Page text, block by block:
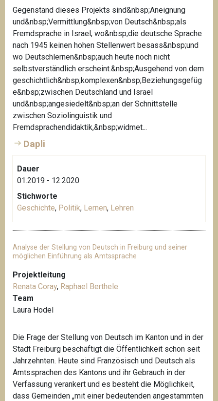
Gegenstand dieses Projekts sind&nbsp;Aneignung
und&nbsp;Vermittlung&nbsp;von Deutsch&nbsp;als
Fremdsprache in Israel, wo&nbsp;die deutsche Sprache
nach 1945 keinen hohen Stellenwert besass&nbsp;und
wo Deutschlernen&nbsp;auch heute noch nicht
selbstverständlich erscheint.&nbsp;Ausgehend von dem
geschichtlich&nbsp;komplexen&nbsp;Beziehungsgefüg
e&nbsp;zwischen Deutschland und Israel
und&nbsp;angesiedelt&nbsp;an der Schnittstelle
zwischen Soziolinguistik und
Fremdsprachendidaktik,&nbsp;widmet...
Dapli
Dauer
01.2019 - 12.2020
Stichworte
Geschichte, Politik, Lernen, Lehren
Analyse der Stellung von Deutsch in Freiburg und seiner
möglichen Einführung als Amtssprache
Projektleitung
Renata Coray, Raphael Berthele
Team
Laura Hodel
Die Frage der Stellung von Deutsch im Kanton und in der
Stadt Freiburg beschäftigt die Öffentlichkeit schon seit
Jahrzehnten. Heute sind Französisch und Deutsch als
Amtssprachen des Kantons und ihr Gebrauch in der
Verfassung verankert und es besteht die Möglichkeit,
dass Gemeinden „mit einer bedeutenden angestammten